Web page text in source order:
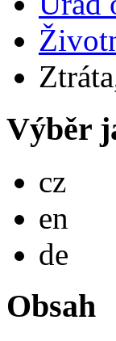
Výběr
cz
en
de
Obsah